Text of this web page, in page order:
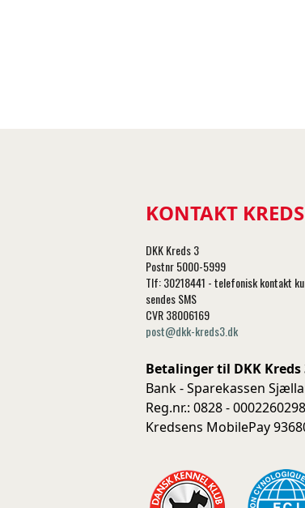
KONTAKT
DKK Kreds 3
Postnr 5000-5999
Tlf: 30218441 - telefonisk kontakt
sendes SMS
CVR 38006169
post@dkk-kreds3.dk
Betalinger til DKK Kreds
Bank - Sparekassen
Reg.nr.: 0828 - 0002260298
Kredsens MobilePay